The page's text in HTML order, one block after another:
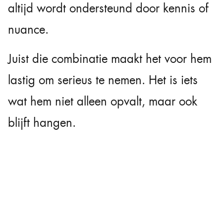
altijd wordt ondersteund door kennis of
nuance.
Juist die combinatie maakt het voor hem
lastig om serieus te nemen. Het is iets
wat hem niet alleen opvalt, maar ook
blijft hangen.